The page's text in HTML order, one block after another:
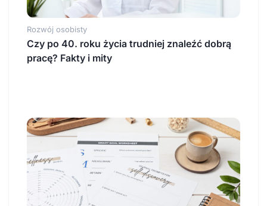
Rozwój osobisty
Czy po 40. roku życia trudniej znaleźć dobrą
pracę? Fakty i mity